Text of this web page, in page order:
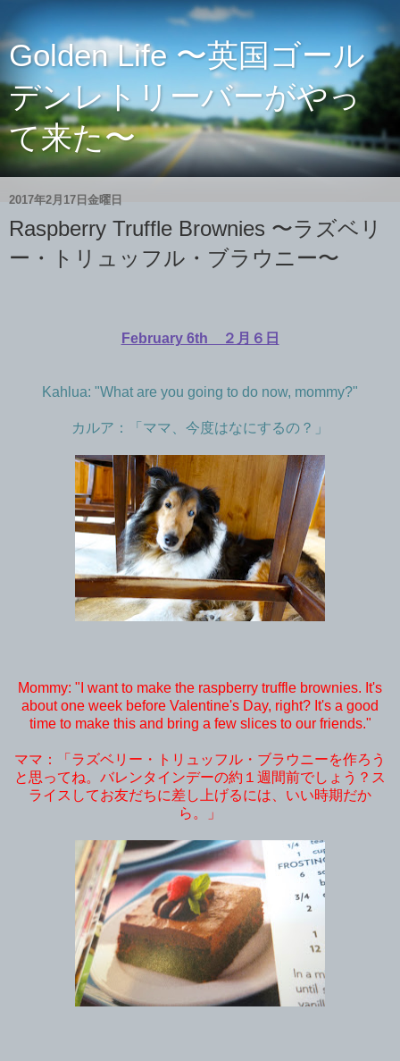
Golden Life 〜英国ゴール
デンレトリーバーがやっ
て来た〜
2017年2月17日金曜日
Raspberry Truffle Brownies 〜ラズベリ
ー・トリュッフル・ブラウニー〜
February 6th ２月６日
Kahlua: "What are you going to do now, mommy?"
カルア：「ママ、今度はなにするの？」
Mommy: "I want to make the raspberry truffle brownies. It's
about one week before Valentine's Day, right? It's a good
time to make this and bring a few slices to our friends."
ママ：「ラズベリー・トリュッフル・ブラウニーを作ろう
と思ってね。バレンタインデーの約１週間前でしょう？ス
ライスしてお友だちに差し上げるには、いい時期だか
ら。」